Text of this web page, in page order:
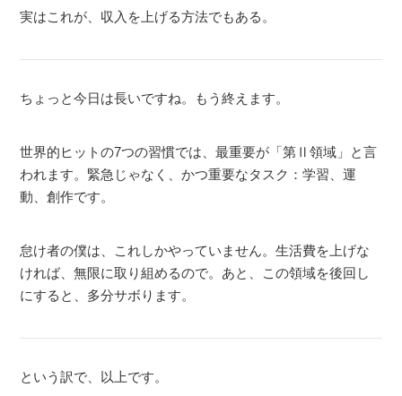
実はこれが、収入を上げる方法でもある。
ちょっと今日は長いですね。もう終えます。
世界的ヒットの7つの習慣では、最重要が「第Ⅱ領域」と言
われます。緊急じゃなく、かつ重要なタスク：学習、運
動、創作です。
怠け者の僕は、これしかやっていません。生活費を上げな
ければ、無限に取り組めるので。あと、この領域を後回し
にすると、多分サボります。
という訳で、以上です。